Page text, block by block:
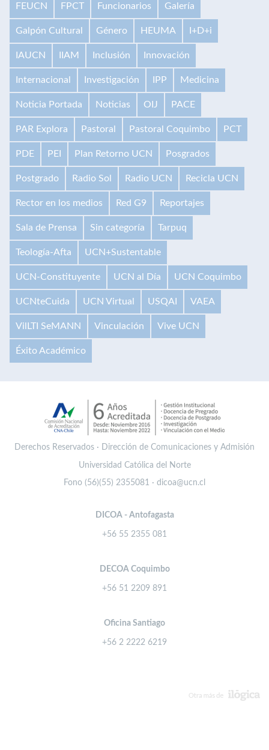
FEUCN FPCT Funcionarios Galería
Galpón Cultural Género HEUMA I+D+i
IAUCN IIAM Inclusión Innovación
Internacional Investigación IPP Medicina
Noticia Portada Noticias OIJ PACE
PAR Explora Pastoral Pastoral Coquimbo PCT
PDE PEI Plan Retorno UCN Posgrados
Postgrado Radio Sol Radio UCN Recicla UCN
Rector en los medios Red G9 Reportajes
Sala de Prensa Sin categoría Tarpuq
Teología-Afta UCN+Sustentable
UCN-Constituyente UCN al Día UCN Coquimbo
UCNteCuida UCN Virtual USQAI VAEA
VilLTI SeMANN Vinculación Vive UCN
Éxito Académico
Derechos Reservados · Dirección de Comunicaciones y Admisión
Universidad Católica del Norte
Fono (56)(55) 2355081 · dicoa@ucn.cl
DICOA - Antofagasta
+56 55 2355 081
DECOA Coquimbo
+56 51 2209 891
Oficina Santiago
+56 2 2222 6219